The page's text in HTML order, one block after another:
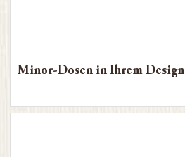
Minor-Dosen in Ihrem Design